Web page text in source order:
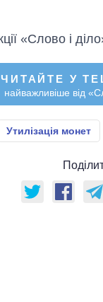
«Слово і
ЧИТАЙТЕ У
найважливіше від
Утилізація монет